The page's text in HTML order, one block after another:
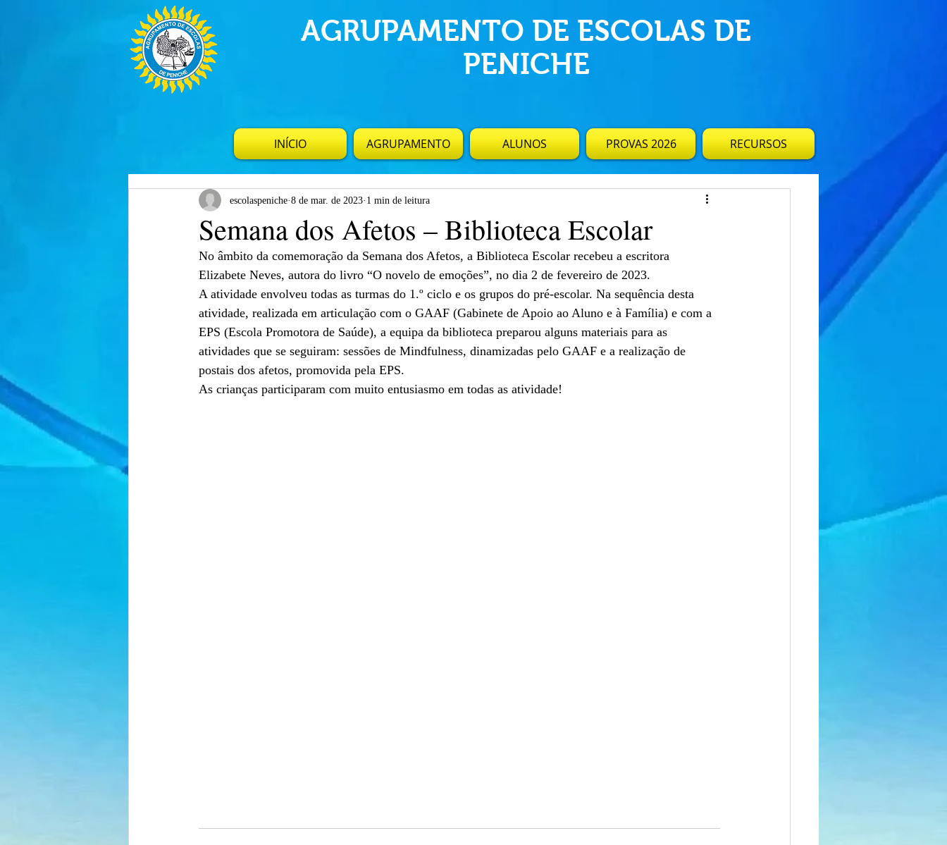
AGRUPAMENTO DE ESCOLAS DE
PENICHE
INÍCIO AGRUPAMENTO ALUNOS PROVAS 2026 RECURSOS
Semana dos Afetos – Biblioteca Escolar
escolaspeniche 8 de mar. de 2023 1 min de leitura
No âmbito da comemoração da Semana dos Afetos, a Biblioteca Escolar recebeu a escritora
Elizabete Neves, autora do livro “O novelo de emoções”, no dia 2 de fevereiro de 2023.
A atividade envolveu todas as turmas do 1.º ciclo e os grupos do pré-escolar. Na sequência desta
atividade, realizada em articulação com o GAAF (Gabinete de Apoio ao Aluno e à Família) e com a
EPS (Escola Promotora de Saúde), a equipa da biblioteca preparou alguns materiais para as
atividades que se seguiram: sessões de Mindfulness, dinamizadas pelo GAAF e a realização de
postais dos afetos, promovida pela EPS.
As crianças participaram com muito entusiasmo em todas as atividade!